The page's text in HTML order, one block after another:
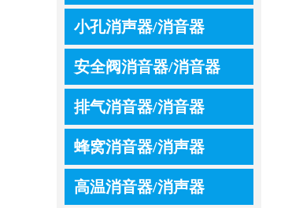
小孔消声器/消音器
安全阀消音器/消音器
排气消音器/消音器
蜂窝消音器/消声器
高温消音器/消声器